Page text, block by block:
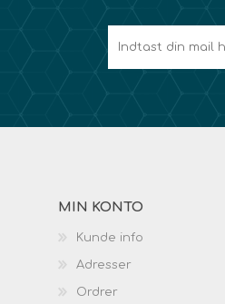
MIN KONTO
Kunde info
Adresser
Ordrer